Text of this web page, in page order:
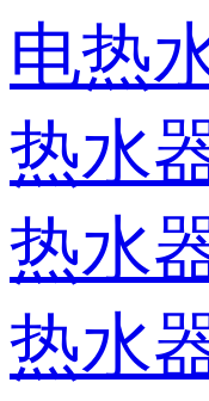
电热
热水
热水
热水